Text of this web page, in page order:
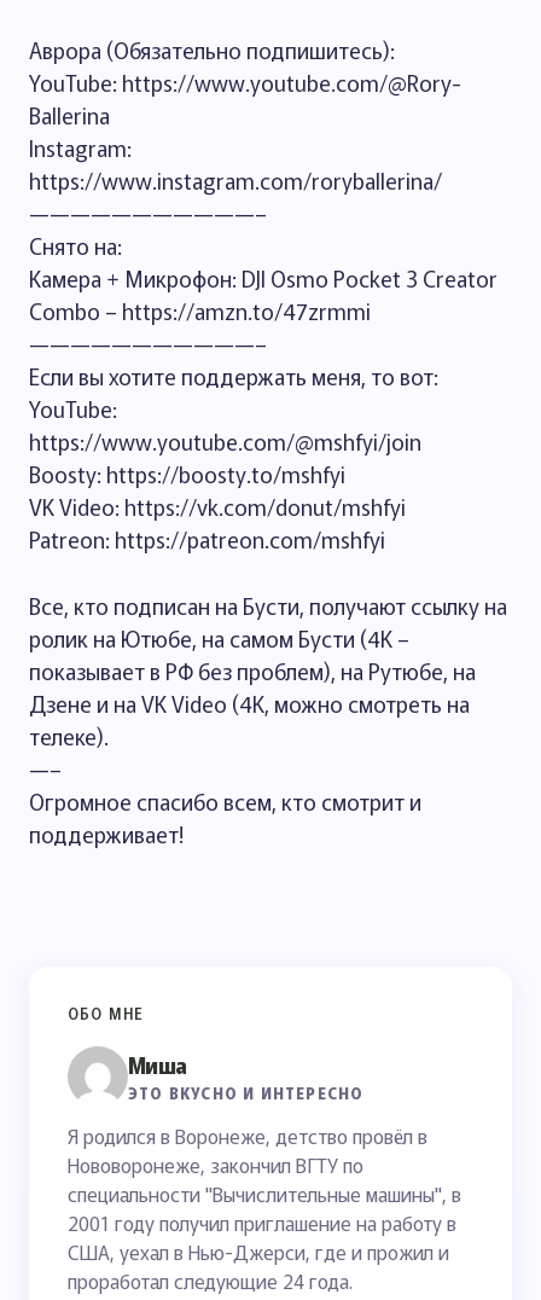
Аврора (Обязательно подпишитесь):
YouTube: https://www.youtube.com/@Rory-
Ballerina
Instagram:
https://www.instagram.com/roryballerina/
———————————–
Снято на:
Камера + Микрофон: DJI Osmo Pocket 3 Creator
Combo – https://amzn.to/47zrmmi
———————————–
Если вы хотите поддержать меня, то вот:
YouTube:
https://www.youtube.com/@mshfyi/join
Boosty: https://boosty.to/mshfyi
VK Video: https://vk.com/donut/mshfyi
Patreon: https://patreon.com/mshfyi
Все, кто подписан на Бусти, получают ссылку на
ролик на Ютюбе, на самом Бусти (4К –
показывает в РФ без проблем), на Рутюбе, на
Дзене и на VK Video (4K, можно смотреть на
телеке).
—–
Огромное спасибо всем, кто смотрит и
поддерживает!
ОБО МНЕ
Миша
ЭТО ВКУСНО И ИНТЕРЕСНО
Я родился в Воронеже, детство провёл в
Нововоронеже, закончил ВГТУ по
специальности "Вычислительные машины", в
2001 году получил приглашение на работу в
США, уехал в Нью-Джерси, где и прожил и
проработал следующие 24 года.